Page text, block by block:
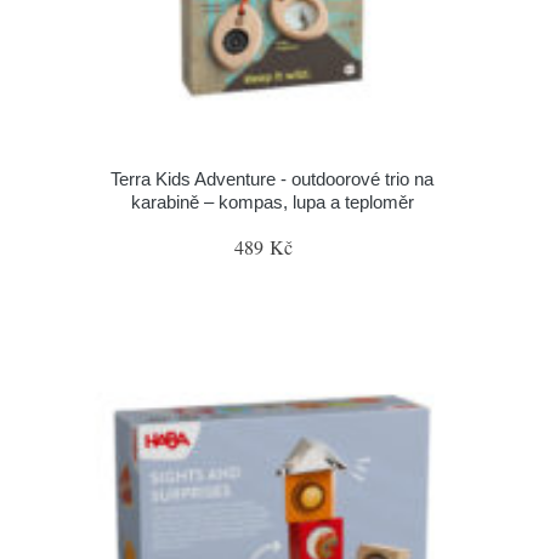
Terra Kids Adventure - outdoorové trio na
karabině – kompas, lupa a teploměr
489 Kč